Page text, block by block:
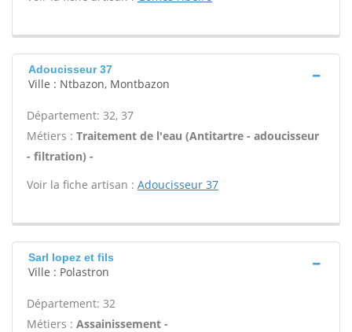
Adoucisseur 37
Ville : Ntbazon, Montbazon
Département: 32, 37
Métiers : Traitement de l'eau (Antitartre - adoucisseur
- filtration) -
Voir la fiche artisan : Adoucisseur 37
Sarl lopez et fils
Ville : Polastron
Département: 32
Métiers : Assainissement -